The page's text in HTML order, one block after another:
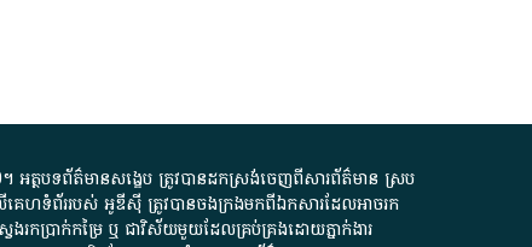
។​ អត្ថបទ​ព័ត៌មាន​សង្ខេប​ ត្រូវ​បាន​ដកស្រង់​ចេញពី​សារព័ត៌មាន ស្រប
គេហទំព័រ​របស់​ អូ​ឌី​ស៊ី​ ត្រូវ​បាន​ចងក្រង​មក​ពី​ឯកសារ​ដែល​អាច​រក​
រកប្រាក់​កម្រៃ​ ឬ​ ជា​វិស័យ​មួយ​ដែល​គ្រប់គ្រង​ដោយ​ភ្នាក់ងារ​